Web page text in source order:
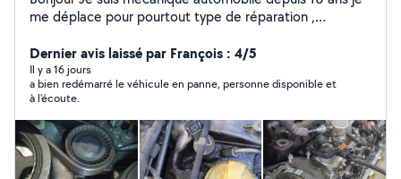
me déplace pour pourtout type de réparation ,
Dernier avis laissé par François : 4/5
Il y a 16 jours
a bien redémarré le véhicule en panne, personne disponible et
à l'écoute.